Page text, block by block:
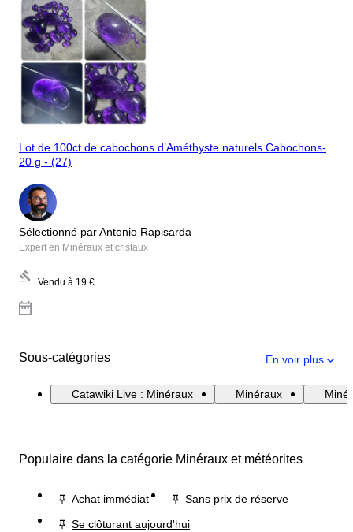
Lot de 100ct de cabochons d’Améthyste naturels Cabochons-
20 g - (27)
Sélectionné par Antonio Rapisarda
Expert en Minéraux et cristaux
Vendu à 19 €
Sous-catégories En voir plus
Catawiki Live : Minéraux Minéraux
Populaire dans la catégorie Minéraux et météorites
Achat immédiat
Sans prix de réserve
Se clôturant aujourd'hui